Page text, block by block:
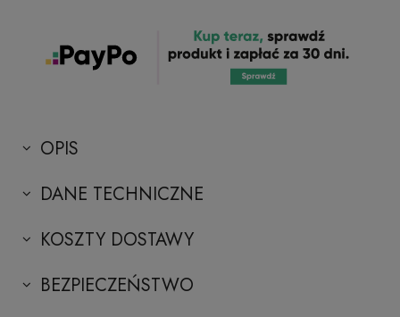
OPIS
DANE TECHNICZNE
KOSZTY DOSTAWY
BEZPIECZEŃSTWO